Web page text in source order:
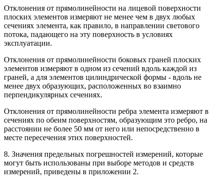
Отклонения от прямолинейности на лицевой поверхности
плоских элементов измеряют не менее чем в двух любых
сечениях элемента, как правило, в направлении светового
потока, падающего на эту поверхность в условиях
эксплуатации.
Отклонения от прямолинейности боковых граней плоских
элементов измеряют в одном из сечений вдоль каждой из
граней, а для элементов цилиндрической формы - вдоль не
менее двух образующих, расположенных во взаимно
перпендикулярных сечениях.
Отклонения от прямолинейности ребра элемента измеряют в
сечениях по обеим поверхностям, образующим это ребро, на
расстоянии не более 50 мм от него или непосредственно в
месте пересечения этих поверхностей.
8. Значения предельных погрешностей измерений, которые
могут быть использованы при выборе методов и средств
измерений, приведены в приложении 2.